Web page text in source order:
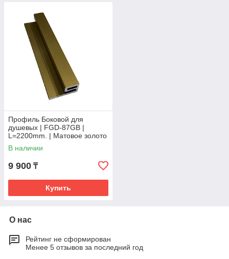
Профиль Боковой для
душевых | FGD-87GB |
L=2200mm. | Матовое золото
В наличии
9 900 ₸
Купить
О нас
Рейтинг не сформирован
Менее 5 отзывов за последний год